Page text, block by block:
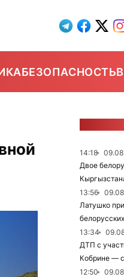
БЕЗОПАСНОСТЬ
14:18
Двое
13:56
Латушко
13:34
ДТП с
Кобрине —
12:50